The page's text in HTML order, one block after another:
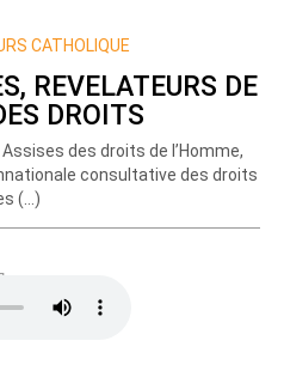
CATHOLIQUE
REVELATEURS DE
DROITS
Assises des droits de l’Homme,
consultative des droits
(…)